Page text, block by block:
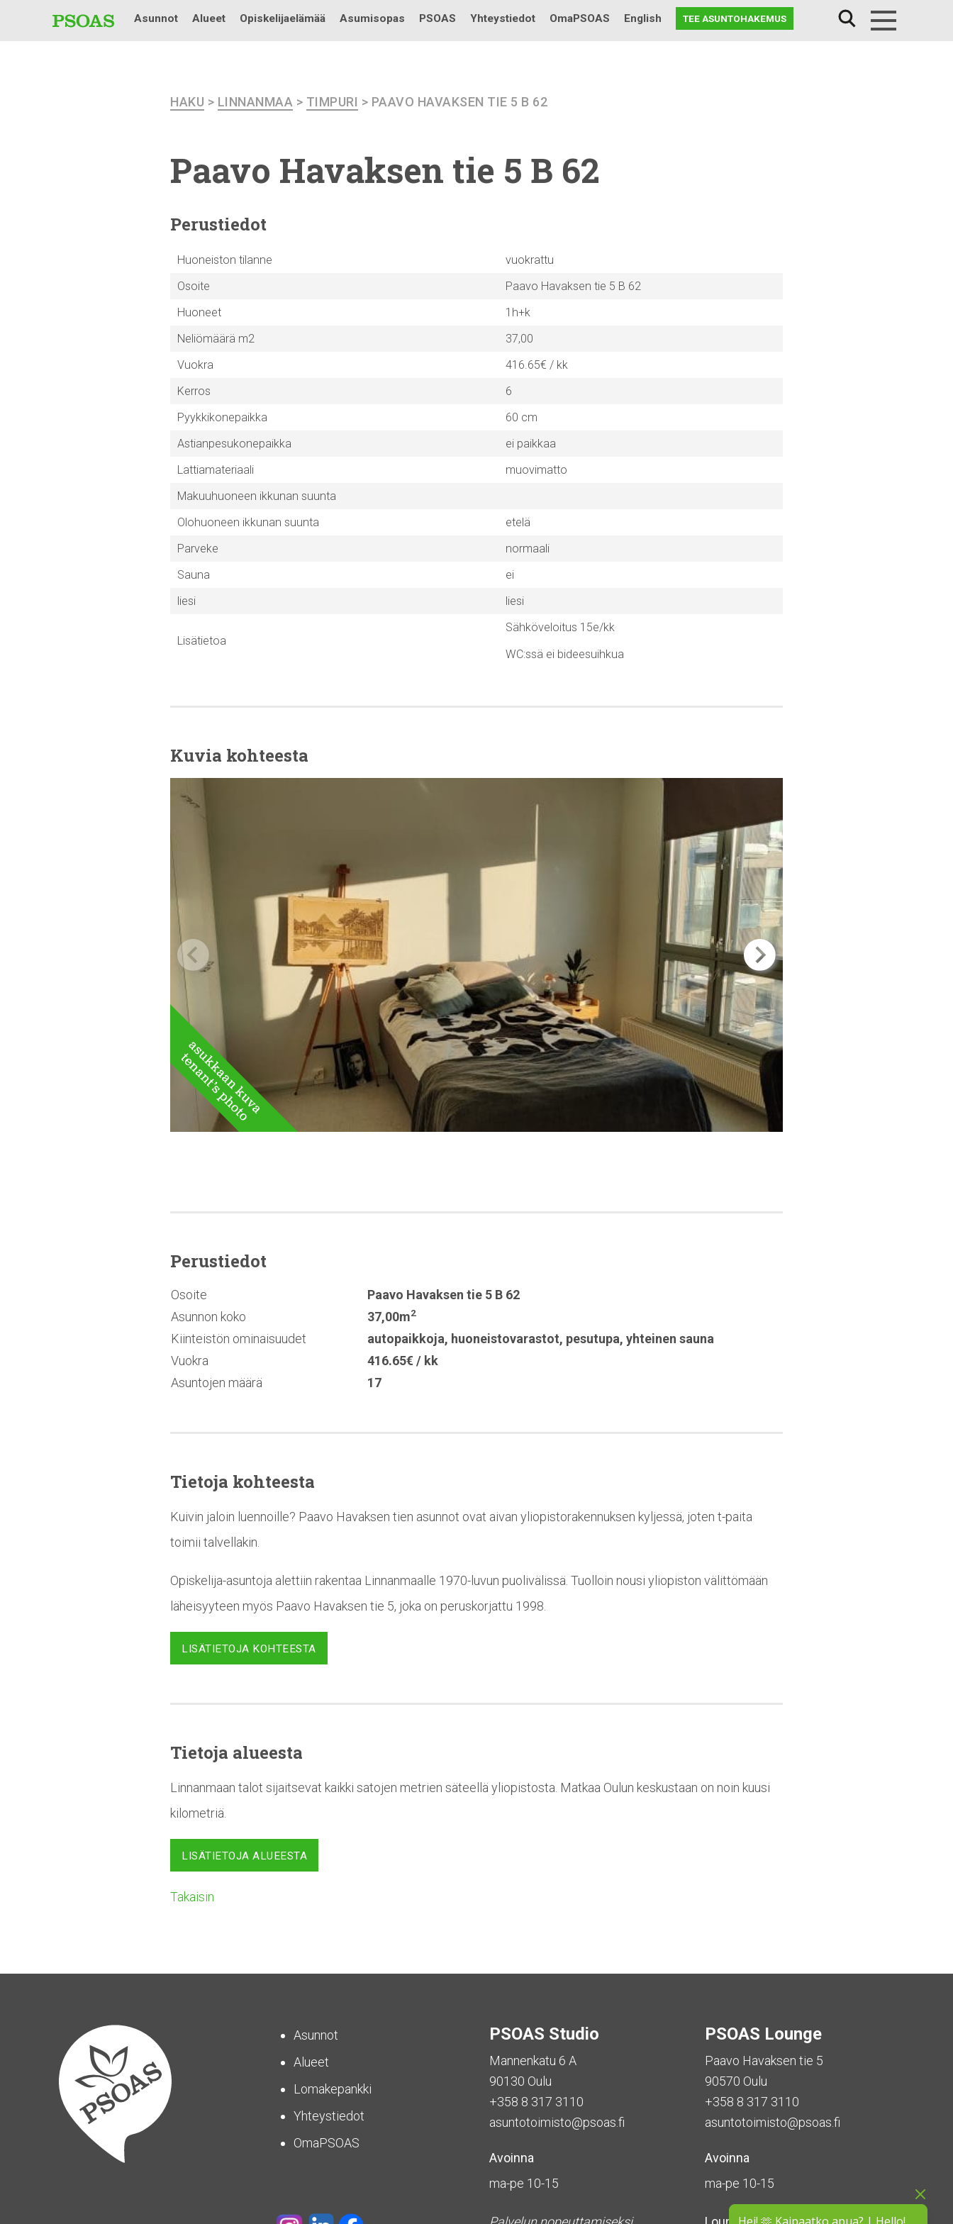
Testi
Asunnot Alueet Opiskelijaelämää Asumisopas PSOAS Yhteystiedot OmaPSOAS English TEE ASUNTOHAKEMUS
HAKU > LINNANMAA > TIMPURI > PAAVO HAVAKSEN TIE 5 B 62
Paavo Havaksen tie 5 B 62
Perustiedot
Huoneiston tilanne
vuokrattu
Osoite
Paavo Havaksen tie 5 B 62
Huoneet
1h+k
Neliömäärä m2
37,00
Vuokra
416.65€ / kk
Kerros
6
Pyykkikonepaikka
60 cm
Astianpesukonepaikka
ei paikkaa
Lattiamateriaali
muovimatto
Makuuhuoneen ikkunan suunta
Olohuoneen ikkunan suunta
etelä
Parveke
normaali
Sauna
ei
liesi
liesi
Lisätietoa
Sähköveloitus 15e/kk
WC:ssä ei bideesuihkua
Kuvia kohteesta
Perustiedot
Osoite
Paavo Havaksen tie 5 B 62
Asunnon koko
37,00m2
Kiinteistön ominaisuudet autopaikkoja, huoneistovarastot, pesutupa, yhteinen sauna
Vuokra
416.65€ / kk
Asuntojen määrä
17
Tietoja kohteesta
Kuivin jaloin luennoille? Paavo Havaksen tien asunnot ovat aivan yliopistorakennuksen kyljessä, joten t-paita
toimii talvellakin.
Opiskelija-asuntoja alettiin rakentaa Linnanmaalle 1970-luvun puolivälissä. Tuolloin nousi yliopiston välittömään
läheisyyteen myös Paavo Havaksen tie 5, joka on peruskorjattu 1998.
LISÄTIETOJA KOHTEESTA
Tietoja alueesta
Linnanmaan talot sijaitsevat kaikki satojen metrien säteellä yliopistosta. Matkaa Oulun keskustaan on noin kuusi
kilometriä.
LISÄTIETOJA ALUEESTA
Takaisin
Asunnot
Alueet
Lomakepankki
Yhteystiedot
OmaPSOAS
PSOAS Studio
Mannenkatu 6 A
90130 Oulu
+358 8 317 3110
asuntotoimisto@psoas.fi
Avoinna
ma-pe 10-15
PSOAS Lounge
Paavo Havaksen tie 5
90570 Oulu
+358 8 317 3110
asuntotoimisto@psoas.fi
Avoinna
ma-pe 10-15